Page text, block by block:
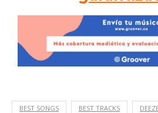
BEST SONGS BEST TRACKS